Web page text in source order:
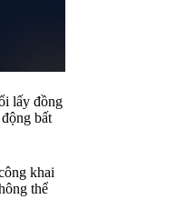
lấy đồng
bất
khai
thể